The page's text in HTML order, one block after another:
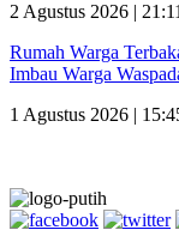
2 Agustus 2026 |
Rumah Warga
Imbau Warga
1 Agustus 2026 |